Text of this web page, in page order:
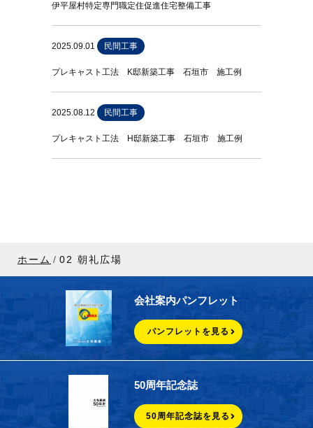
伊平屋村特定専門職定住促進住宅整備工事
2025.09.01 民間工事
プレキャスト工法 K邸新築工事 石垣市 施工例
2025.08.12 民間工事
プレキャスト工法 H邸新築工事 石垣市 施工例
ホーム 02 朝礼広場
会社案内パンフレット
パンフレットを見る
50周年記念誌
50周年記念誌を見る